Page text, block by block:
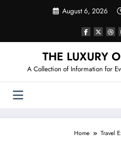
August 6, 2026
THE LUXURY
A Collection of Information for
Home Travel